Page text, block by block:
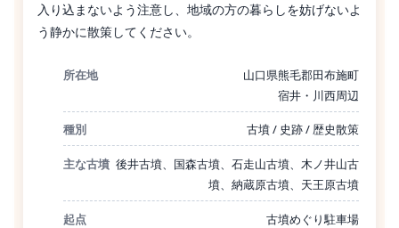
入り込まないよう注意し、地域の方の暮らしを妨げないよ
う静かに散策してください。
所在地
山口県熊毛郡田布施町
宿井・川西周辺
種別 古墳 / 史跡 / 歴史散策
主な古墳 後井古墳、国森古墳、石走山古墳、木ノ井山古
墳、納蔵原古墳、天王原古墳
起点 古墳めぐり駐車場